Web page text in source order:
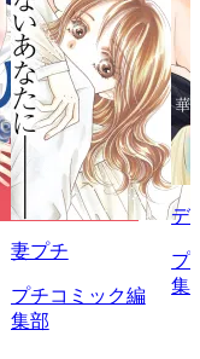
妻プチ
プチコミック編
集部
デ
プ
集